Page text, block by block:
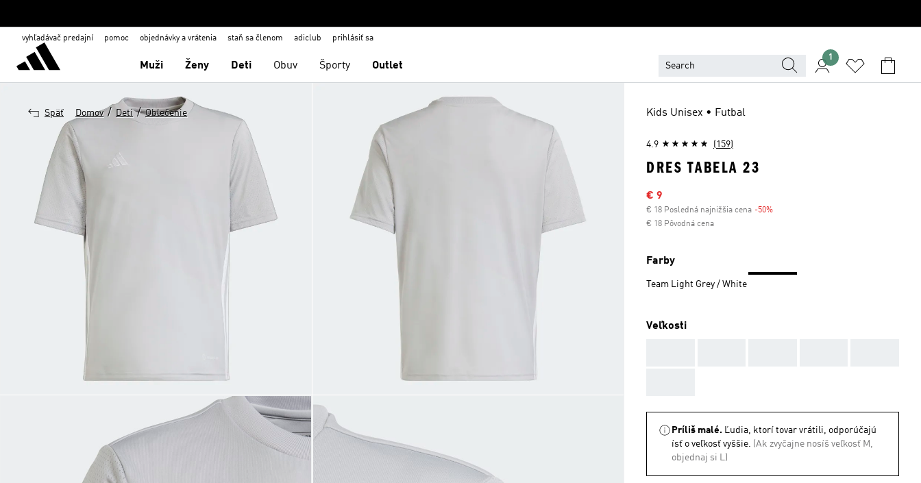
vyhľadávač predajní pomoc objednávky a vrátenia staň sa členom adiclub prihlásiť sa
Muži Ženy Deti Obuv Športy Outlet
1
Späť Domov / Deti / Oblečenie Kids Unisex • Futbal
4.9 (159)
DRES TABELA 23
Výpredajová cena
€ 9
€ 18 Posledná najnižšia cena -50%
€ 18 Pôvodná cena
Farby
Team Light Grey / White
Veľkosti
Príliš malé. Ľudia, ktorí tovar vrátili, odporúčajú
ísť o veľkosť vyššie. (Ak zvyčajne nosíš veľkosť M,
objednaj si L)